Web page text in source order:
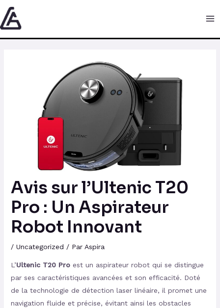
Aller
au
contenu
Avis sur l’Ultenic T20
Pro : Un Aspirateur
Robot Innovant
/ Uncategorized / Par Aspira
L’Ultenic T20 Proest un aspirateur robot qui se distingue
par ses caractéristiques avancées et son efficacité. Doté
de la technologie de détection laser linéaire, il promet une
navigation fluide et précise, évitant ainsi les obstacles